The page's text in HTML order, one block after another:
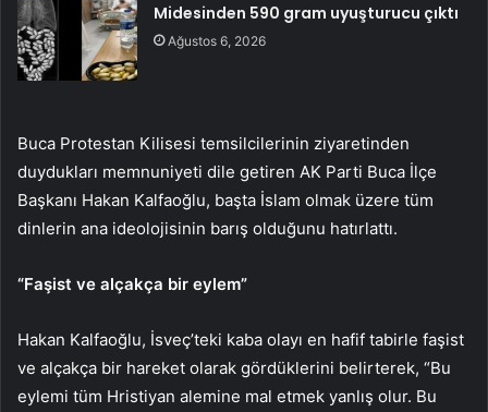
Midesinden 590 gram uyuşturucu çıktı
Ağustos 6, 2026
Buca Protestan Kilisesi temsilcilerinin ziyaretinden
duydukları memnuniyeti dile getiren AK Parti Buca İlçe
Başkanı Hakan Kalfaoğlu, başta İslam olmak üzere tüm
dinlerin ana ideolojisinin barış olduğunu hatırlattı.
“Faşist ve alçakça bir eylem”
Hakan Kalfaoğlu, İsveç’teki kaba olayı en hafif tabirle faşist
ve alçakça bir hareket olarak gördüklerini belirterek, “Bu
eylemi tüm Hristiyan alemine mal etmek yanlış olur. Bu